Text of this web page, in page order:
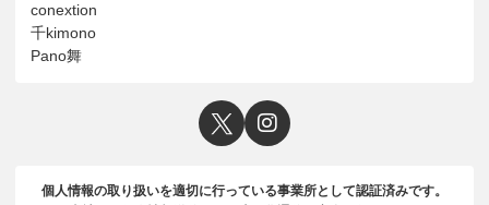
conextion
千kimono
Pano舞
個人情報の取り扱いを適切に行っている事業所として認証済みです。